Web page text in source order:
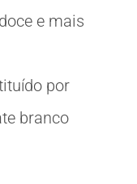
e mais
por
branco